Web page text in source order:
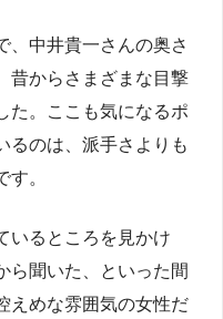
、中井貴一さんの奥さ
昔からさまざまな目撃
た。ここも気になるポ
るのは、派手さよりも
。
いるところを見かけ
ら聞いた、といった間
えめな雰囲気の女性だ